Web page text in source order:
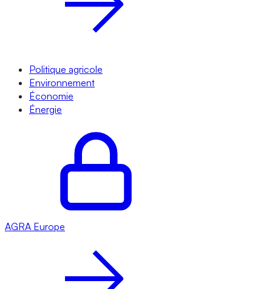
Politique agricole
Environnement
Économie
Énergie
AGRA Europe